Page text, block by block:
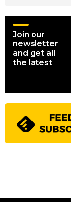
Join our
newsletter
and get all
the latest